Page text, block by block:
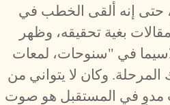
حتى إنه ألقى الخطب في
بغية تحقيقه، وظهر
في "سنوحات، لمعات
وكان لا يتواني من
مدوٍ في المستقبل هو صوت